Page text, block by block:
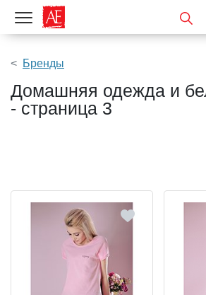
Показать меню
Бренды
Домашняя одежда и
- страница 3